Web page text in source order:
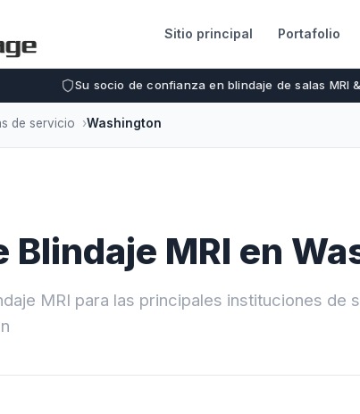
Sitio principal Portafolio
Su socio de confianza en blindaje de salas MRI
de servicio Washington
Blindaje MRI en
MRI para las principales instituciones de